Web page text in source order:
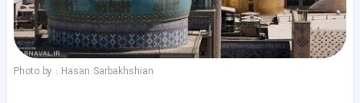
Photo by : Hasan Sarbakhshian